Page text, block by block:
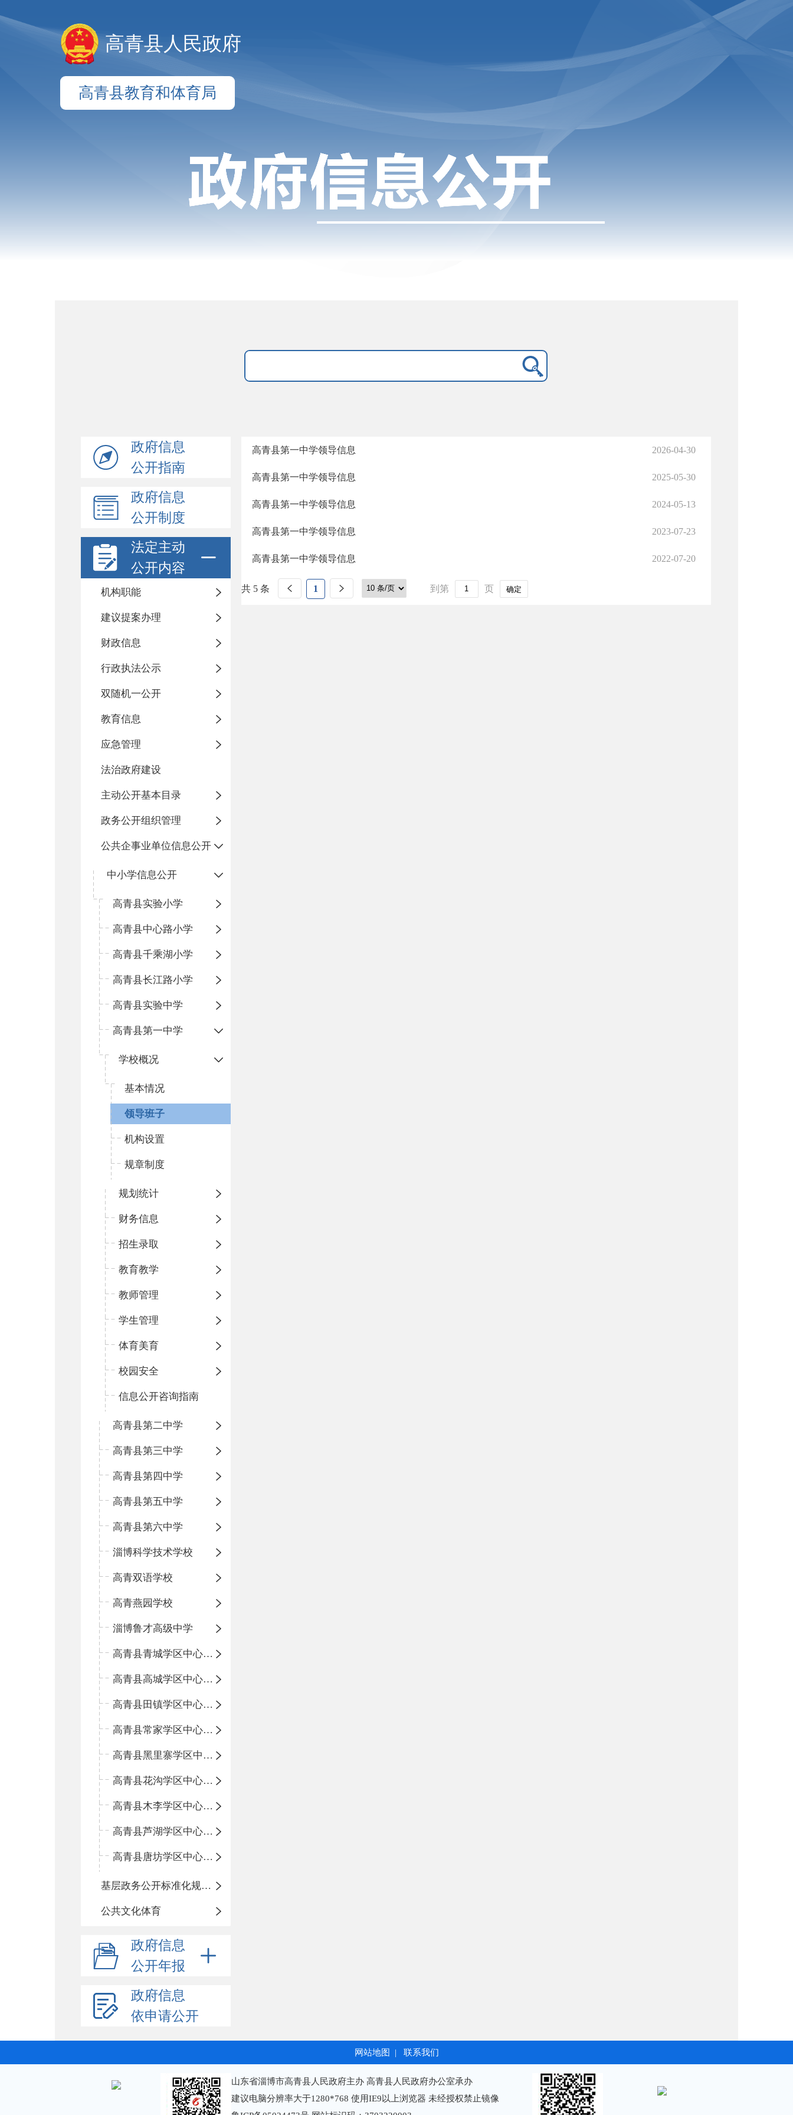
高青县人民政府
高青县教育和体育局
政府信息
公开指南
政府信息
公开制度
法定主动
公开内容
机构职能
建议提案办理
财政信息
行政执法公示
双随机一公开
教育信息
应急管理
法治政府建设
主动公开基本目录
政务公开组织管理
公共企事业单位信息公开
中小学信息公开
高青县实验小学
高青县中心路小学
高青县千乘湖小学
高青县长江路小学
高青县实验中学
高青县第一中学
学校概况
基本情况
领导班子
机构设置
规章制度
规划统计
财务信息
招生录取
教育教学
教师管理
学生管理
体育美育
校园安全
信息公开咨询指南
高青县第二中学
高青县第三中学
高青县第四中学
高青县第五中学
高青县第六中学
淄博科学技术学校
高青双语学校
高青燕园学校
淄博鲁才高级中学
高青县青城学区中心小学
高青县高城学区中心小学
高青县田镇学区中心小学
高青县常家学区中心小学
高青县黑里寨学区中心小学
高青县花沟学区中心小学
高青县木李学区中心小学
高青县芦湖学区中心小学
高青县唐坊学区中心小学
基层政务公开标准化规范化
公共文化体育
政府信息
公开年报
政府信息
依申请公开
高青县第一中学领导信息 2026-04-30
高青县第一中学领导信息 2025-05-30
高青县第一中学领导信息 2024-05-13
高青县第一中学领导信息 2023-07-23
高青县第一中学领导信息 2022-07-20
共 5 条 1 到第 页 确定
网站地图 | 联系我们
山东省淄博市高青县人民政府主办 高青县人民政府办公室承办
建议电脑分辨率大于1280*768 使用IE9以上浏览器 未经授权禁止镜像